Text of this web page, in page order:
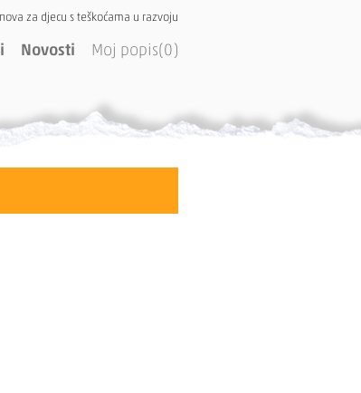
za djecu s teškoćama u razvoju
Moj popis(0)
Novosti